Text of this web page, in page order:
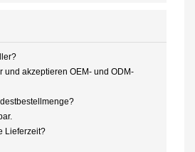
und akzeptieren OEM- und ODM-
Lieferzeit?